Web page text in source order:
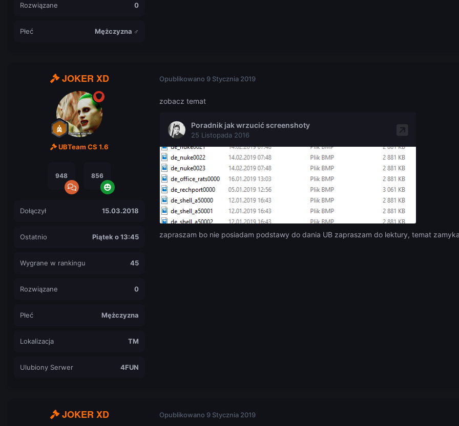
Rozwiązane 0
Płeć Mężczyzna ♂
JOKER XD
UBTeam CS 1.6
948 856
Dołączył 15.03.2018
Ostatnio Piątek o 13:45
Wygrane w rankingu 45
Rozwiązane 0
Płeć Mężczyzna
Lokalizacja TM
Ulubiony Serwer 4FUN
Opublikowano 9 Stycznia 2019
zobacz temat
zapraszam bo nie posiadam podstawy do dania UB zapraszam do lektury, temat
JOKER XD Opublikowano 9 Stycznia 2019